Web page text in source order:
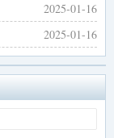
2025-01-16
2025-01-16